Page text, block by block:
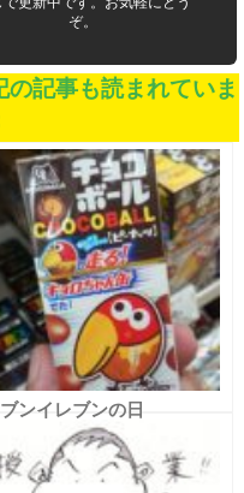
ぞ。
記事も読まれていま
ンイレブンの日